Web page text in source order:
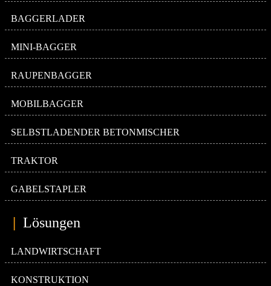
BAGGERLADER
MINI-BAGGER
RAUPENBAGGER
MOBILBAGGER
SELBSTLADENDER BETONMISCHER
TRAKTOR
GABELSTAPLER
Lösungen
LANDWIRTSCHAFT
KONSTRUKTION